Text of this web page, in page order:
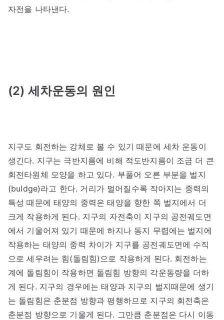
자전을 나타낸다.
(2) 세차운동의 원인
지구도 회전하는 강체로 볼 수 있기 때문에 세차 운동이
생긴다. 지구는 극반지름에 비해 적도반지름이 조금 더 큰
회전타원체 모양을 하고 있다. 부풀어 오른 부분을 벌지
(buldge)라고 한다. 거리가 멀어질수록 작아지는 중력의
특성 때문에 태양의 중력은 태양을 향한 쪽 벌지에서 더
크게 작용하게 된다. 지구의 자전축이 지구의 공전궤도면
에서 기울어져 있기 때문에 하지나 동지 무렵에는 벌지에
작용하는 태양의 중력 차이가 지구를 공전궤도면에 수직
으로 세우려는 힘(돌림힘)으로 작용하게 된다. 회전하는
계에 돌림힘이 작용하면 돌림힘 방향의 각운동량을 더하
게 된다. 지구의 경우에는 태양과 지구의 벌지때문에 생기
는 돌림힘은 춘분점 방향과 평행하므로 지구의 회전축은
춘분점 방향으로 기울게 된다. 그만큼 춘분점은 다시 이동